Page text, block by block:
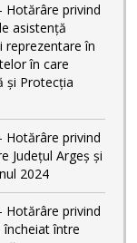
Hotărâre privind
asistență
reprezentare în
în care
și Protecția
Hotărâre privind
Județul Argeș și
2024
Hotărâre privind
între